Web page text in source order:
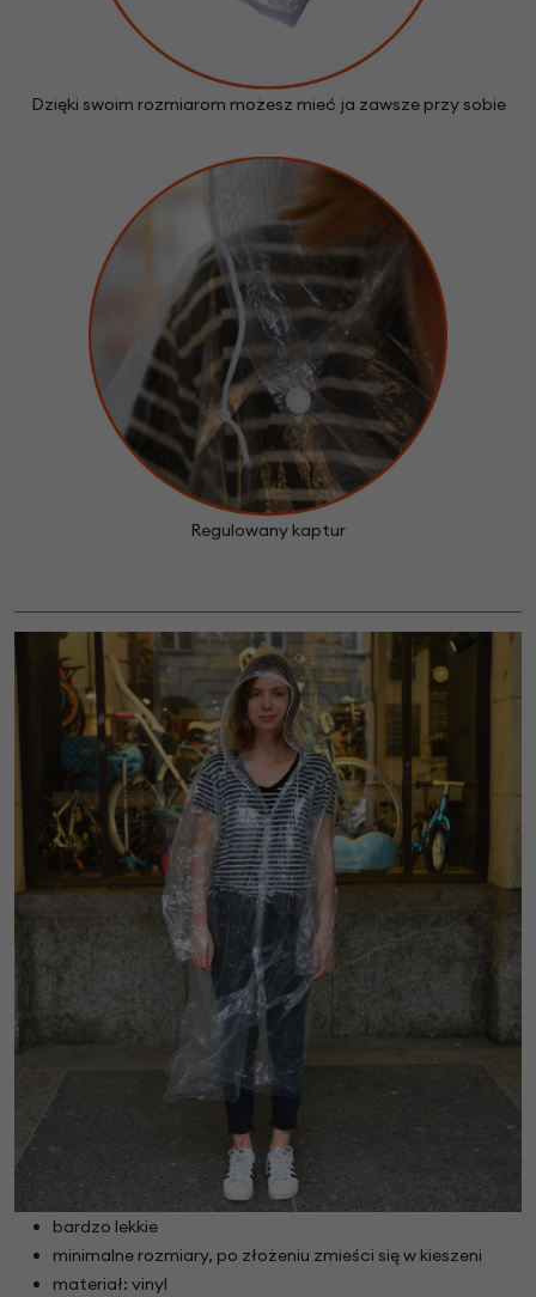
Dzięki swoim rozmiarom możesz mieć ja zawsze przy sobie
Regulowany kaptur
bardzo lekkie
minimalne rozmiary, po złożeniu zmieści się w kieszeni
materiał: vinyl